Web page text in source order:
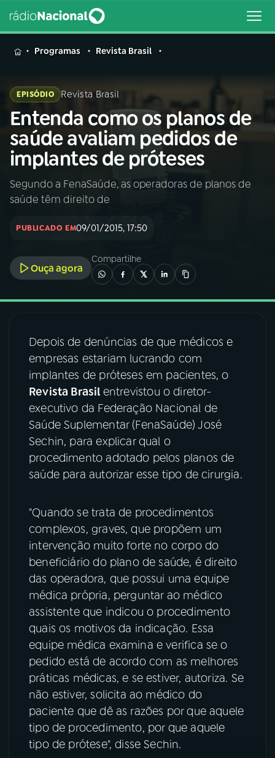
MENU
Buscar
na
Rádio
Nacional
Buscar
AO VIVO
INÍCIO
A RÁDIO
03PROGRAMAÇÃO
04PROGRAMAS
PODCASTS
06VIDEOCASTS
FESTIVAL DE MÚSICA
ACOMPANHE A RÁDIO NACIONAL
Facebook
Instagram
TikTok
Programas Revista Brasil
EPISÓDIO Revista Brasil
Entenda como os planos de
saúde avaliam pedidos de
implantes de próteses
Segundo a FenaSaúde, as operadoras de planos de
saúde têm direito de
PUBLICADO EM09/01/2015, 17:50
Ouça agora
Compartilhe
Depois de denúncias de que médicos e
empresas estariam lucrando com
implantes de próteses em pacientes, o
Revista Brasil entrevistou o diretor-
executivo da Federação Nacional de
Saúde Suplementar (FenaSaúde) José
Sechin, para explicar qual o
procedimento adotado pelos planos de
saúde para autorizar esse tipo de cirurgia.
"Quando se trata de procedimentos
complexos, graves, que propõem um
intervenção muito forte no corpo do
beneficiário do plano de saúde, é direito
das operadora, que possui uma equipe
médica própria, perguntar ao médico
assistente que indicou o procedimento
quais os motivos da indicação. Essa
equipe médica examina e verifica se o
pedido está de acordo com as melhores
práticas médicas, e se estiver, autoriza. Se
não estiver, solicita ao médico do
paciente que dê as razões por que aquele
tipo de procedimento, por que aquele
tipo de prótese", disse Sechin.